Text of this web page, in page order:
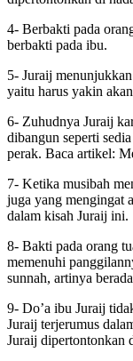
4- Berbakti pada
berbakti pada ibu.
5- Juraij
yaitu harus yakin
6- Zuhudnya Juraij
dibangun seperti
perak. Baca artikel:
7- Ketika musibah
juga yang mengingat
dalam kisah Juraij ini.
8- Bakti pada orang
memenuhi
sunnah, artinya
9- Do’a ibu Juraij
Juraij terjerumus
Juraij dipertontonkan